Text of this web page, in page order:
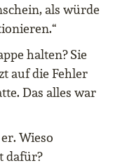
als würde
halten? Sie
auf die Fehler
Das alles war
Wieso
dafür?